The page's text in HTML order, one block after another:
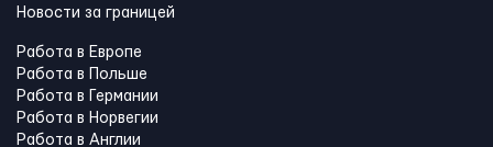
Новости за границей
Работа в Европе
Работа в Польше
Работа в Германии
Работа в Норвегии
Работа в Англии